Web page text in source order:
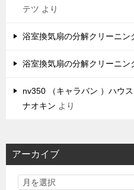
テツ より
浴室換気扇の分解クリーニン
浴室換気扇の分解クリーニン
nv350 （キャラバン ）ハウ
ナオキン より
アーカイブ